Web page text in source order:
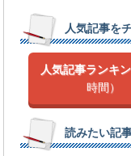
人気記事を
人気記事ランキ
時間）
読みたい記